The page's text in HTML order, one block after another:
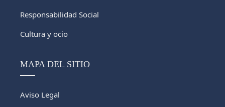
Responsabilidad Social
Cultura y ocio
MAPA DEL SITIO
Aviso Legal